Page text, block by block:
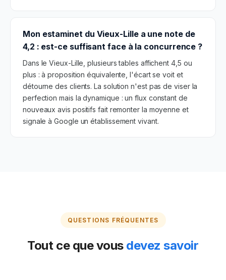
Mon estaminet du Vieux-Lille a une note de
4,2 : est-ce suffisant face à la concurrence ?
Dans le Vieux-Lille, plusieurs tables affichent 4,5 ou
plus : à proposition équivalente, l'écart se voit et
détourne des clients. La solution n'est pas de viser la
perfection mais la dynamique : un flux constant de
nouveaux avis positifs fait remonter la moyenne et
signale à Google un établissement vivant.
QUESTIONS FRÉQUENTES
Tout ce que vous devez savoir